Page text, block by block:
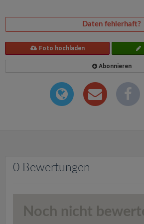
Daten fehlerhaft?
Foto hochladen
Abonnieren
0 Bewertungen
Noch nicht